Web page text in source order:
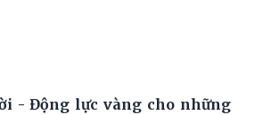
- Động lực vàng cho những